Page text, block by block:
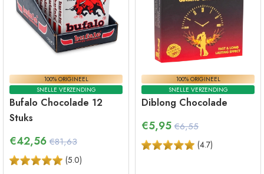
100% ORIGINEEL
SNELLE VERZENDING
Bufalo Chocolade 12
Stuks
€42,56 €81,63
(5.0)
100% ORIGINEEL
SNELLE VERZENDING
Diblong Chocolade
€5,95 €6,55
(4.7)